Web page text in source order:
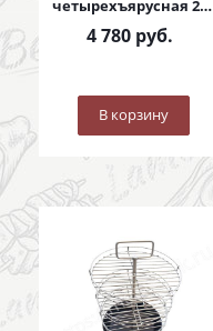
четырехъярусная 280
мм
4 780руб.
В корзину